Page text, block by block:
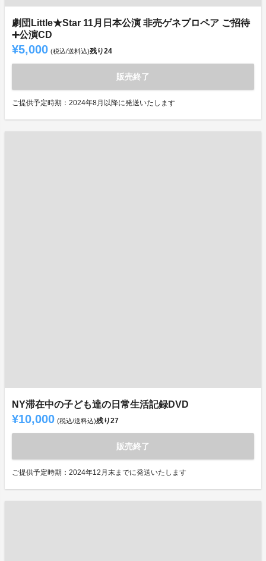
劇団Little★Star 11月日本公演 非売ゲネプロペア ご招待
➕公演CD
¥5,000 (税込/送料込)残り24
販売終了
ご提供予定時期：2024年8月以降に発送いたします
NY滞在中の子ども達の日常生活記録DVD
¥10,000 (税込/送料込)残り27
販売終了
ご提供予定時期：2024年12月末までに発送いたします